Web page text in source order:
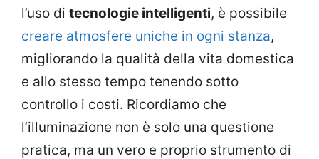
l’uso di tecnologie intelligenti, è possibile
creare atmosfere uniche in ogni stanza,
migliorando la qualità della vita domestica
e allo stesso tempo tenendo sotto
controllo i costi. Ricordiamo che
l’illuminazione non è solo una questione
pratica, ma un vero e proprio strumento di